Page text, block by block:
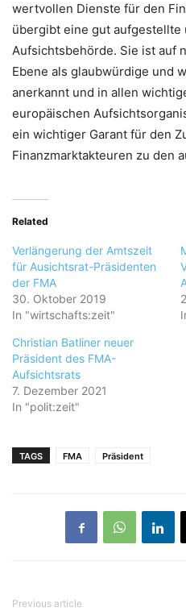
wertvollen Dienste für den
übergibt eine gut
Aufsichtsbehörde. Sie ist auf
Ebene als glaubwürdige und
anerkannt und in allen
europäischen
ein wichtiger Garant für den
Finanzmarktakteuren zu den
Related
Verlängerung der Amtszeit
für Ausichtsrat-Präsidenten
der FMA
30. Oktober 2019
In "wirtschafts:zeit"
Christian Batliner neuer
Präsident des FMA-
Aufsichtsrats
7. Dezember 2021
In "polit:zeit"
TAGS FMA Präsident
Previous article